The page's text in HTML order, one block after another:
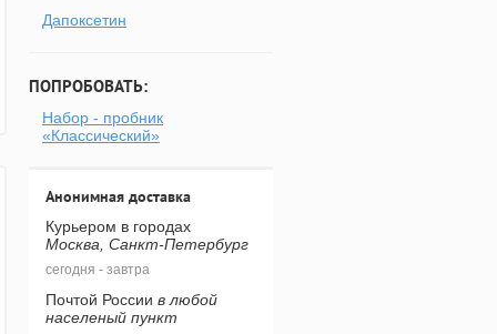
Дапоксетин
ПОПРОБОВАТЬ:
Набор - пробник
«Классический»
Анонимная доставка
Курьером в городах
Москва, Санкт-Петербург
сегодня - завтра
Почтой России в любой
населеный пункт